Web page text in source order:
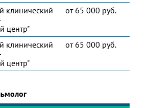
клинический
центр"
от 65 000 руб.
клинический
центр"
от 65 000 руб.